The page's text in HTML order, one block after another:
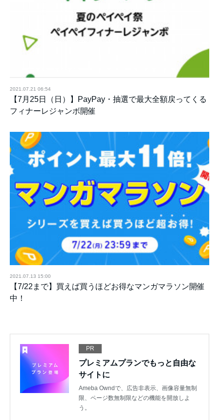
2021.07.21 06:54
【7月25日（日）】PayPay・抽選で最大全額戻ってくる
フィナーレジャンボ開催
2021.07.13 15:00
【7/22まで】買えば買うほどお得なマンガマラソン開催
中！
PR
プレミアムプランでもっと自由な
サイトに
Ameba Owndで、広告非表示、画像容量無制
限、ページ数無制限などの機能を開放しよ
う。